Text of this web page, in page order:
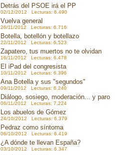
Detrás del PSOE irá el PP
02/12/2012 Lecturas: 6.490
Vuelva general
26/11/2012 Lecturas: 6.716
Botella, botellón y botellazo
22/11/2012 Lecturas: 6.523
Zapatero, tus muertos no te olvidan
16/11/2012 Lecturas: 6.478
El iPad del congresista
10/11/2012 Lecturas: 6.396
Ana Botella y sus "segundos"
09/11/2012 Lecturas: 6.240
Diálogo, sosiego, moderación... y paro
06/11/2012 Lecturas: 7.224
Los abuelos de Gómez
24/10/2012 Lecturas: 6.379
Pedraz como síntoma
06/10/2012 Lecturas: 6.419
¿A dónde te llevan España?
03/10/2012 Lecturas: 6.347